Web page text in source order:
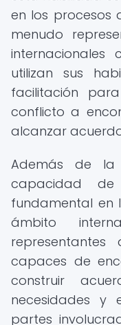
en los procesos
menudo
internacionales
utilizan sus
facilitación
conflicto a
alcanzar
Además de la
capacidad de
fundamental en
ámbito
capaces de
construir
necesidades y
partes